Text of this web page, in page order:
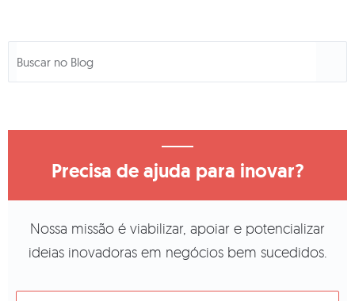
Precisa de ajuda para inovar?
Nossa missão é viabilizar, apoiar e potencializar
ideias inovadoras em negócios bem sucedidos.